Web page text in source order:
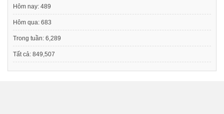
Hôm nay: 489
Hôm qua: 683
Trong tuần: 6,289
Tất cả: 849,507